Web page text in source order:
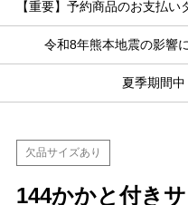
【重要】予約商品のお支払
令和8年熊本地震の影響
夏季期間
欠品サイズあり
144かかと付き